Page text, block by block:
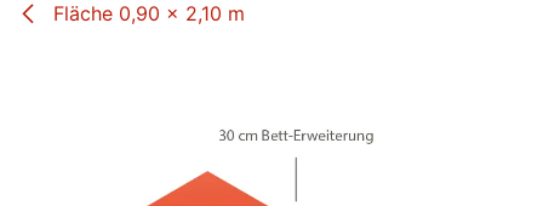
Fläche 0,90 x 2,10 m